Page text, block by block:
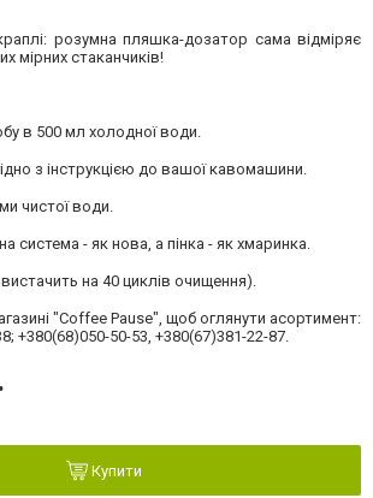
розумна пляшка-дозатор сама відміряє
мірних стаканчиків!
в 500 мл холодної води.
з інструкцією до вашої кавомашини.
чистої води.
система - як нова, а пінка - як хмаринка.
на 40 циклів очищення).
"Coffee Pause", щоб оглянути асортимент:
+380(68)050-50-53, +380(67)381-22-87.
Купити